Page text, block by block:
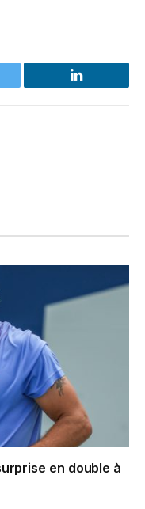
LinkedIn
en double à